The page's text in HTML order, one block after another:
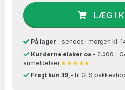
LÆG I
På lager - sendes i morgen kl.
Kunderne elsker os- 2.000+
anmeldelser ★★★★★
Fragt kun 39,- til GLS